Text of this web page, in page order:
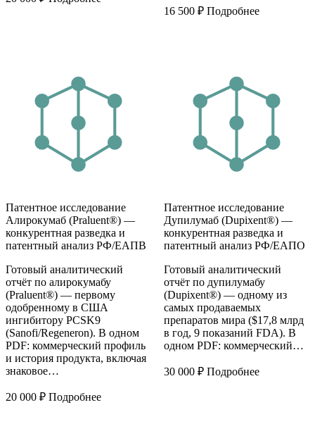
16 500 ₽ Подробнее
Патентное исследование
Алирокумаб (Praluent®) —
конкурентная разведка и
патентный анализ РФ/ЕАПВ
Готовый аналитический
отчёт по алирокумабу
(Praluent®) — первому
одобренному в США
ингибитору PCSK9
(Sanofi/Regeneron). В одном
PDF: коммерческий профиль
и история продукта, включая
знаковое…
20 000 ₽ Подробнее
Патентное исследование
Дупилумаб (Dupixent®) —
конкурентная разведка и
патентный анализ РФ/ЕАПО
Готовый аналитический
отчёт по дупилумабу
(Dupixent®) — одному из
самых продаваемых
препаратов мира ($17,8 млрд
в год, 9 показаний FDA). В
одном PDF: коммерческий…
30 000 ₽ Подробнее